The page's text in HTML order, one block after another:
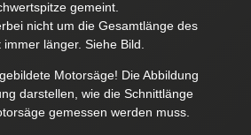
gemeint.
nicht um die Gesamtlänge des
länger. Siehe Bild.
Motorsäge! Die Abbildung
darstellen, wie die Schnittlänge
gemessen werden muss.